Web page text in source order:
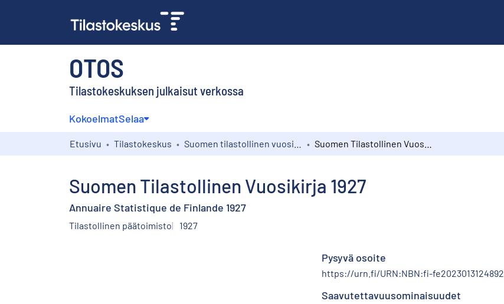
OTOS
Tilastokeskuksen julkaisut verkossa
KokoelmatSelaa
Etusivu Tilastokeskus
Suomen Tilastollinen Vuosikirja 1927
Annuaire Statistique de Finlande 1927
Tilastollinen päätoimisto 1927
Pysyvä osoite
https://urn.fi/URN:NBN:fi-fe2023013124892
Saavutettavuusominaisuudet